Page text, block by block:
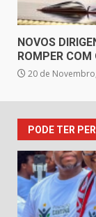
NOVOS
ROMPER
20 de
PODE TER